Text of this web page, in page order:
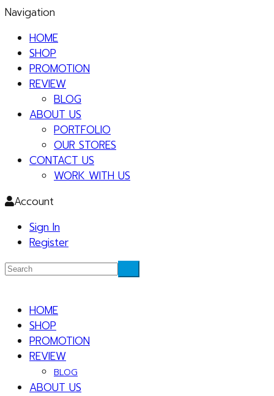
Navigation
HOME
SHOP
PROMOTION
REVIEW
BLOG
ABOUT US
PORTFOLIO
OUR STORES
CONTACT US
WORK WITH US
Account
Sign In
Register
HOME
SHOP
PROMOTION
REVIEW
BLOG
ABOUT US